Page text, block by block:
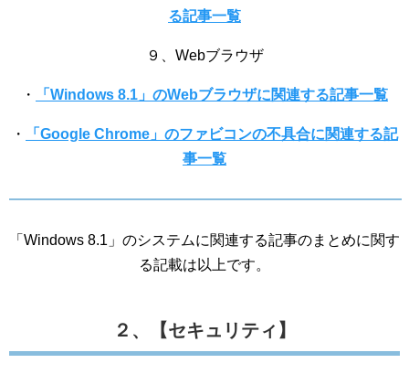
る記事一覧
９、Webブラウザ
・ 「Windows 8.1」のWebブラウザに関連する記事一覧
・
「Google Chrome」のファビコンの不具合に関連する記
事一覧
「Windows 8.1」のシステムに関連する記事のまとめに関す
る記載は以上です。
２、【セキュリティ】